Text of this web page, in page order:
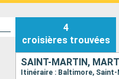
4
croisières trouvées
Itinéraire : Baltimore,